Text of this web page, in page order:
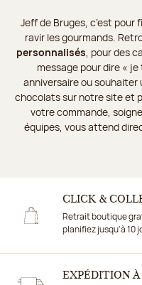
Jeff de Bruges, c’est pour
ravir les gourmands.
personnalisés , pour des
message pour dire «
anniversaire ou souhaiter
chocolats sur notre site et
votre commande,
équipes, vous attend
CLICK &
Retrait boutique
planifiez jusqu'à 10
EXPÉDITION